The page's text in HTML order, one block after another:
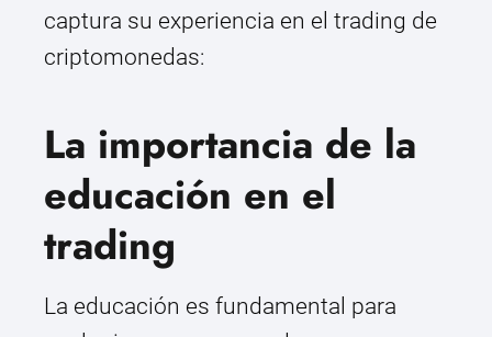
captura su experiencia en el trading de
criptomonedas:
La importancia de la
educación en el
trading
La educación es fundamental para